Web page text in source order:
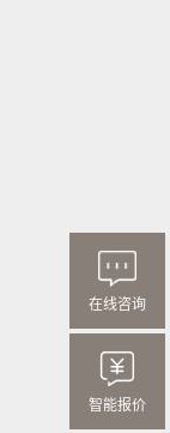
在线咨询
智能报价